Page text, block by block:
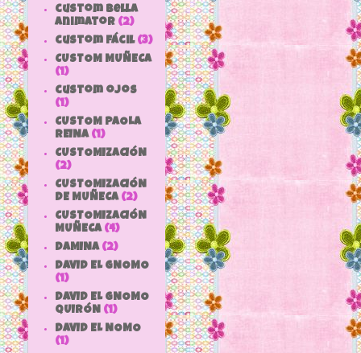
custom bella
animator (2)
custom fácil (3)
CUSTOM MUÑECA
(1)
custom ojos
(1)
CUSTOM PAOLA
REINA (1)
CUSTOMIZACIÓN
(2)
CUSTOMIZACIÓN
DE MUÑECA (2)
CUSTOMIZACIÓN
MUÑECA (4)
DAMINA (2)
DAVID EL GNOMO
(1)
DAVID EL GNOMO
QUIRÓN (1)
DAVID EL NOMO
(1)